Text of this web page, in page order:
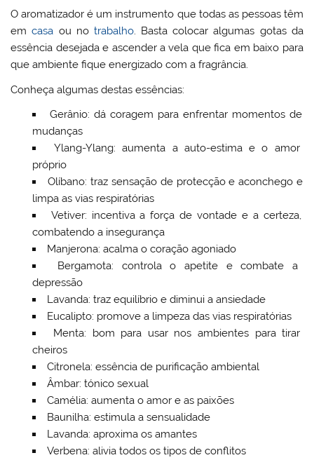
O aromatizador é um instrumento que todas as pessoas têm
emcasa ou no trabalho. Basta colocar algumas gotas da
essência desejada e ascender a vela que fica em baixo para
que ambiente fique energizado com a fragrância.
Conheça algumas destas essências:
Gerânio: dá coragem para enfrentar momentos de
mudanças
Ylang-Ylang: aumenta a auto-estima e o amor
próprio
Olíbano: traz sensação de protecção e aconchego e
limpa as vias respiratórias
Vetiver: incentiva a força de vontade e a certeza,
combatendo a insegurança
Manjerona: acalma o coração agoniado
Bergamota: controla o apetite e combate a
depressão
Lavanda: traz equilíbrio e diminui a ansiedade
Eucalipto: promove a limpeza das vias respiratórias
Menta: bom para usar nos ambientes para tirar
cheiros
Citronela: essência de purificação ambiental
Âmbar: tónico sexual
Camélia: aumenta o amor e as paixões
Baunilha: estimula a sensualidade
Lavanda: aproxima os amantes
Verbena: alivia todos os tipos de conflitos